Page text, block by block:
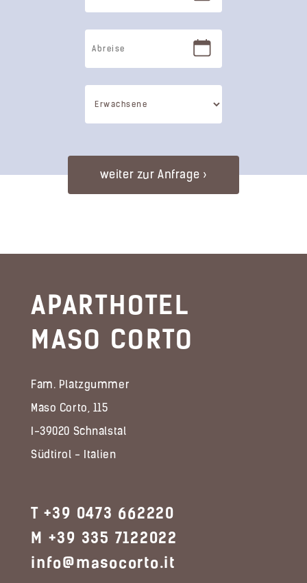
APARTHOTEL
MASO CORTO
Fam. Platzgummer
Maso Corto, 115
I-39020 Schnalstal
Südtirol - Italien
T +39 0473 662220
M +39 335 7122022
info@masocorto.it